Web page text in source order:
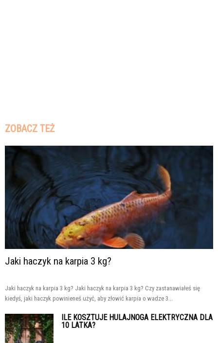
ZOBACZ TEŻ
Jaki haczyk na karpia 3 kg?
Jaki haczyk na karpia 3 kg? Jaki haczyk na karpia 3 kg? Czy zastanawiałeś się
kiedyś, jaki haczyk powinieneś użyć, aby złowić karpia o wadze 3...
ILE KOSZTUJE HULAJNOGA ELEKTRYCZNA DLA
10 LATKA?